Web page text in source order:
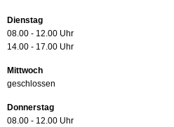
Dienstag
08.00 - 12.00 Uhr
14.00 - 17.00 Uhr
Mittwoch
geschlossen
Donnerstag
08.00 - 12.00 Uhr